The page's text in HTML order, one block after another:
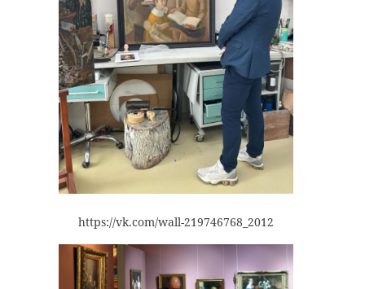
https://vk.com/wall-219746768_2012